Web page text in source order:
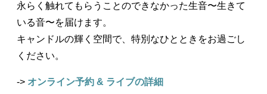
永らく触れてもらうことのできなかった生音〜生きて
いる音〜を届けます。
キャンドルの輝く空間で、特別なひとときをお過ごし
ください。
-> オンライン予約 & ライブの詳細